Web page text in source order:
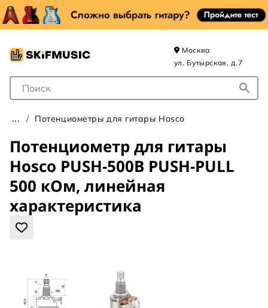
Поле для Поиска
Москва
ул. Бутырская, д.7
Потенциометры для гитары Hosco
Потенциометр для гитары
Hosco PUSH-500B PUSH-PULL
500 кОм, линейная
характеристика